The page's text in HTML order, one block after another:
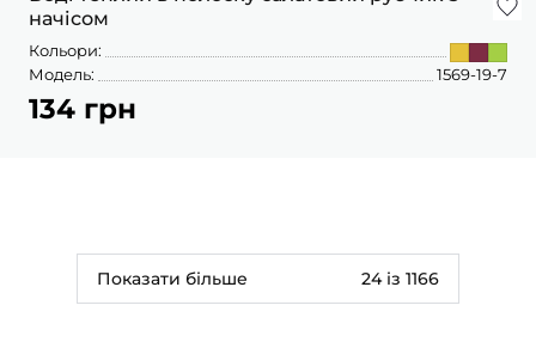
начісом
Кольори:
Модель:
1569-19-7
134 грн
Показати більше 24 із 1166